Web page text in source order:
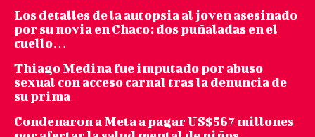
Los detalles de la autopsia al joven asesinado
por su novia en Chaco: dos puñaladas en el
cuello…
Thiago Medina fue imputado por abuso
sexual con acceso carnal tras la denuncia de
su prima
Condenaron a Meta a pagar US$567 millones